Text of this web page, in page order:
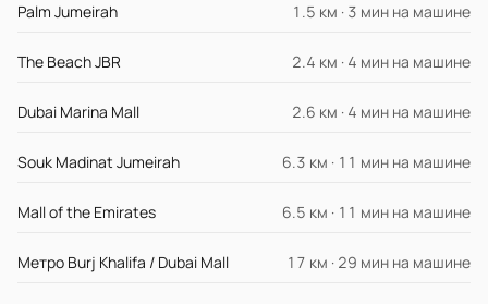
Palm Jumeirah 1.5 км · 3 мин на машине
The Beach JBR 2.4 км · 4 мин на машине
Dubai Marina Mall 2.6 км · 4 мин на машине
Souk Madinat Jumeirah 6.3 км · 11 мин на машине
Mall of the Emirates 6.5 км · 11 мин на машине
Метро Burj Khalifa / Dubai Mall 17 км · 29 мин на машине